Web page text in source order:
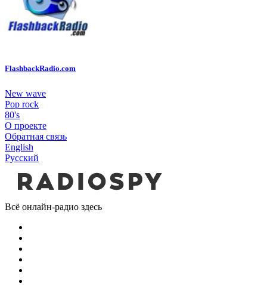
FlashbackRadio.com
New wave
Pop rock
80's
О проекте
Обратная связь
English
Русский
Всё онлайн-радио здесь